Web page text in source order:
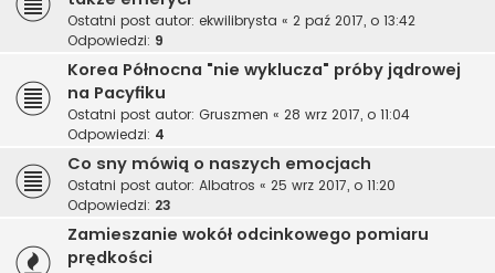
Ostatni post autor: ekwilibrysta « 2 paź 2017, o 13:42
Odpowiedzi: 9
Korea Północna "nie wyklucza" próby jądrowej
na Pacyfiku
Ostatni post autor: Gruszmen « 28 wrz 2017, o 11:04
Odpowiedzi: 4
Co sny mówią o naszych emocjach
Ostatni post autor: Albatros « 25 wrz 2017, o 11:20
Odpowiedzi: 23
Zamieszanie wokół odcinkowego pomiaru
prędkości